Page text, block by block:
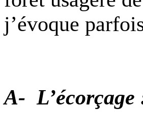
j’évoque
A- L’écorçage